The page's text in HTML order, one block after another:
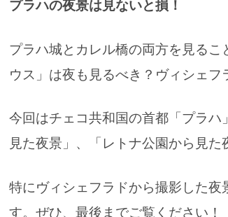
プラハの夜景は見ないと損！
プラハ城とカレル橋の両方を見る
ウス」は夜も見るべき？ヴィシェフ
今回はチェコ共和国の首都「プラ
見た夜景」、「レトナ公園から見
特にヴィシェフラドから撮影した
す。ぜひ、最後までご覧ください！